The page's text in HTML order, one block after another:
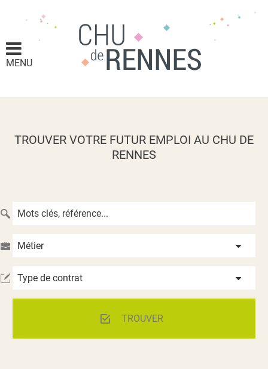
MENU
TROUVER VOTRE FUTUR EMPLOI AU CHU DE
RENNES
Métier
Type de contrat
TROUVER